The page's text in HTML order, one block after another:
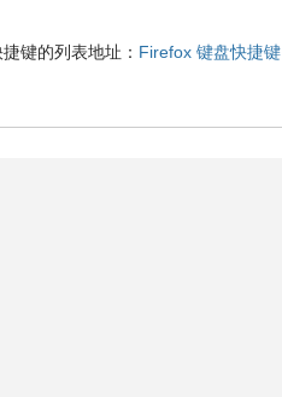
键的列表地址： Firefox 键盘快捷键